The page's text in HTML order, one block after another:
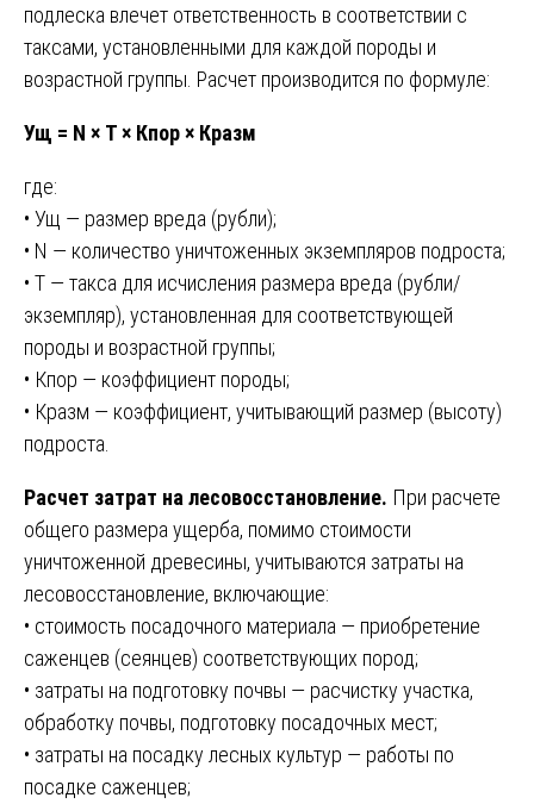
подлеска влечет ответственность в соответствии с
таксами, установленными для каждой породы и
возрастной группы. Расчет производится по формуле:
Ущ = N × Т × Кпор × Кразм
где:
• Ущ — размер вреда (рубли);
• N — количество уничтоженных экземпляров подроста;
• Т — такса для исчисления размера вреда (рубли/
экземпляр), установленная для соответствующей
породы и возрастной группы;
• Кпор — коэффициент породы;
• Кразм — коэффициент, учитывающий размер (высоту)
подроста.
Расчет затрат на лесовосстановление. При расчете
общего размера ущерба, помимо стоимости
уничтоженной древесины, учитываются затраты на
лесовосстановление, включающие:
• стоимость посадочного материала — приобретение
саженцев (сеянцев) соответствующих пород;
• затраты на подготовку почвы — расчистку участка,
обработку почвы, подготовку посадочных мест;
• затраты на посадку лесных культур — работы по
посадке саженцев;